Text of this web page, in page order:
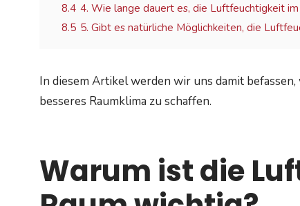
8.4 4. Wie lange dauert es, die Luftfeuchtigkeit im
8.5 5. Gibt es natürliche Möglichkeiten, die
In diesem Artikel werden wir uns damit
besseres Raumklima zu schaffen.
Warum ist die